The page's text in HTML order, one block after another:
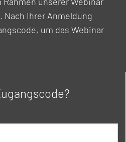
Nach Ihrer Anmeldung
um das Webinar